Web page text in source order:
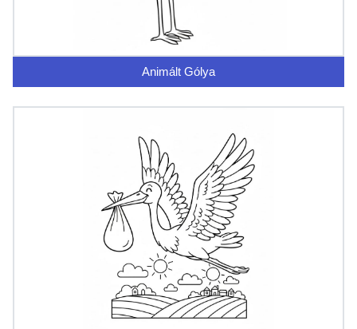
Animált Gólya